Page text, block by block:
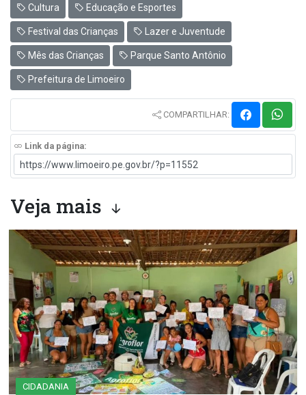
Cultura Educação e Esportes
Festival das Crianças Lazer e Juventude
Mês das Crianças Parque Santo Antônio
Prefeitura de Limoeiro
COMPARTILHAR:
Link da página:
Veja mais
CIDADANIA